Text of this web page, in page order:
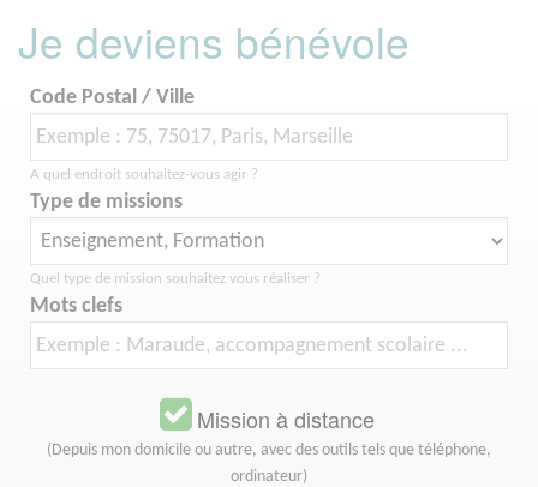
Je deviens bénévole
Code Postal / Ville
A quel endroit souhaitez-vous agir ?
Type de missions
Quel type de mission souhaitez vous réaliser ?
Mots clefs
Mission à distance
(Depuis mon domicile ou autre, avec des outils tels que téléphone,
ordinateur)